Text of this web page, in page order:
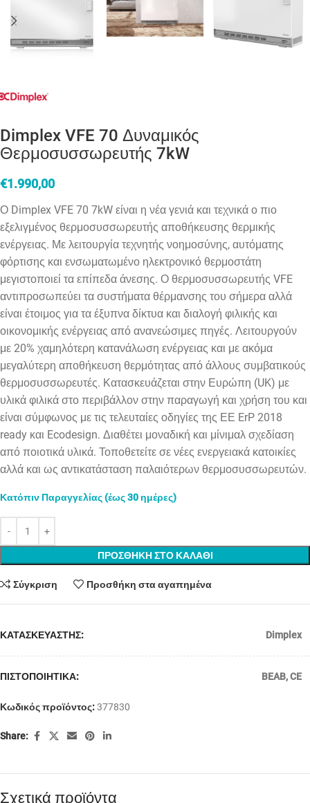
Dimplex VFE 70 Δυναμικός
Θερμοσυσσωρευτής 7kW
€1.990,00
Ο Dimplex VFE 70 7kW είναι η νέα γενιά και τεχνικά ο πιο
εξελιγμένος θερμοσυσσωρευτής αποθήκευσης θερμικής
ενέργειας. Με λειτουργία τεχνητής νοημοσύνης, αυτόματης
φόρτισης και ενσωματωμένο ηλεκτρονικό θερμοστάτη
μεγιστοποιεί τα επίπεδα άνεσης. Ο θερμοσυσσωρευτής VFE
αντιπροσωπεύει τα συστήματα θέρμανσης του σήμερα αλλά
είναι έτοιμος για τα έξυπνα δίκτυα και διαλογή φιλικής και
οικονομικής ενέργειας από ανανεώσιμες πηγές. Λειτουργούν
με 20% χαμηλότερη κατανάλωση ενέργειας και με ακόμα
μεγαλύτερη αποθήκευση θερμότητας από άλλους συμβατικούς
θερμοσυσσωρευτές. Κατασκευάζεται στην Ευρώπη (UK) με
υλικά φιλικά στο περιβάλλον στην παραγωγή και χρήση του και
είναι σύμφωνος με τις τελευταίες οδηγίες της ΕΕ ErP 2018
ready και Ecodesign. Διαθέτει μοναδική και μίνιμαλ σχεδίαση
από ποιοτικά υλικά. Τοποθετείτε σε νέες ενεργειακά κατοικίες
αλλά και ως αντικατάσταση παλαιότερων θερμοσυσσωρευτών.
Κατόπιν Παραγγελίας (έως 30 ημέρες)
ΠΡΟΣΘΗΚΗ ΣΤΟ ΚΑΛΑΘΙ
Σύγκριση Προσθήκη στα αγαπημένα
ΚΑΤΑΣΚΕΥΑΣΤΗΣ: Dimplex
ΠΙΣΤΟΠΟΙΗΤΙΚΑ: BEAB,CE
Κωδικός προϊόντος:377830
Share:
Σχετικά προϊόντα